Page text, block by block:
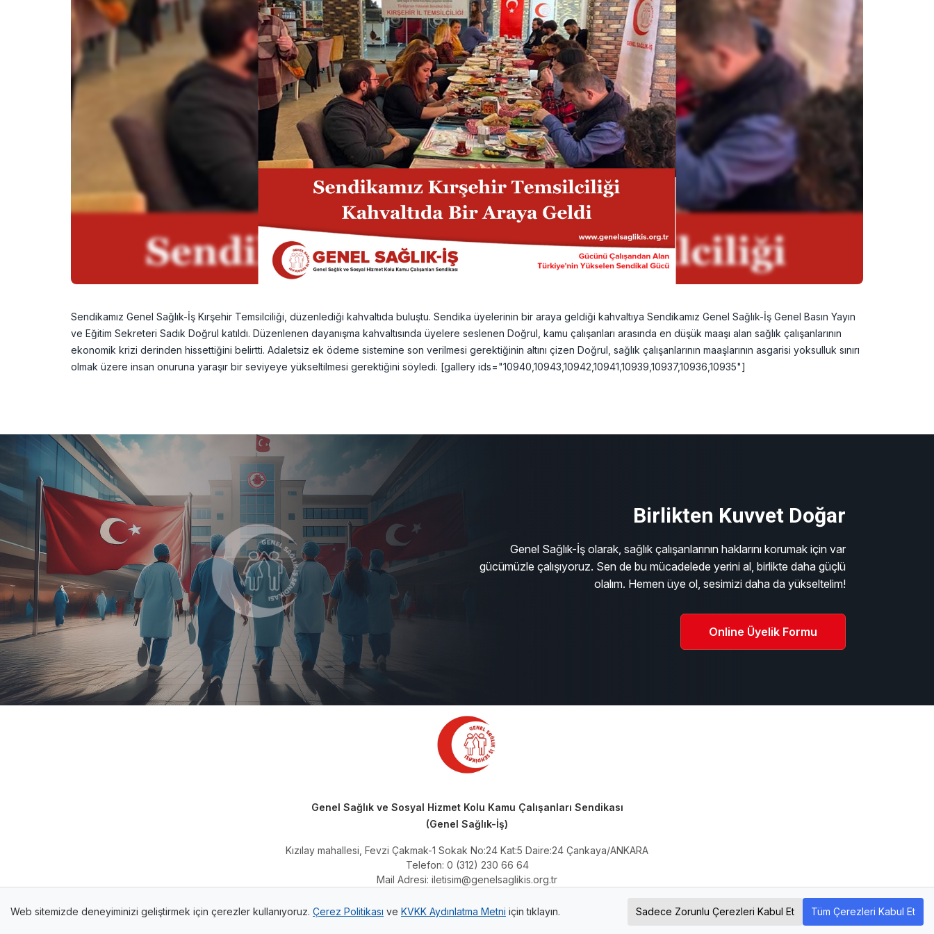
Sendikamız Genel Sağlık-İş Kırşehir Temsilciliği, düzenlediği kahvaltıda buluştu. Sendika üyelerinin bir araya geldiği kahvaltıya Sendikamız Genel Sağlık-İş Genel Basın Yayın
ve Eğitim Sekreteri Sadık Doğrul katıldı. Düzenlenen dayanışma kahvaltısında üyelere seslenen Doğrul, kamu çalışanları arasında en düşük maaşı alan sağlık çalışanlarının
ekonomik krizi derinden hissettiğini belirtti. Adaletsiz ek ödeme sistemine son verilmesi gerektiğinin altını çizen Doğrul, sağlık çalışanlarının maaşlarının asgarisi yoksulluk sınırı
olmak üzere insan onuruna yaraşır bir seviyeye yükseltilmesi gerektiğini söyledi. [gallery ids="10940,10943,10942,10941,10939,10937,10936,10935"]
Birlikten Kuvvet Doğar
Genel Sağlık-İş olarak, sağlık çalışanlarının haklarını korumak için var
gücümüzle çalışıyoruz. Sen de bu mücadelede yerini al, birlikte daha güçlü
olalım. Hemen üye ol, sesimizi daha da yükseltelim!
Online Üyelik Formu
Genel Sağlık ve Sosyal Hizmet Kolu Kamu Çalışanları Sendikası
(Genel Sağlık-İş)
Kızılay mahallesi, Fevzi Çakmak-1 Sokak No:24 Kat:5 Daire:24 Çankaya/ANKARA
Telefon: 0 (312) 230 66 64
Mail Adresi: iletisim@genelsaglikis.org.tr
Developed by Temiz Yazılım
Web sitemizde deneyiminizi geliştirmek için çerezler kullanıyoruz. Çerez Politikası ve KVKK Aydınlatma Metni için tıklayın. Sadece Zorunlu Çerezleri Kabul Et Tüm Çerezleri Kabul Et